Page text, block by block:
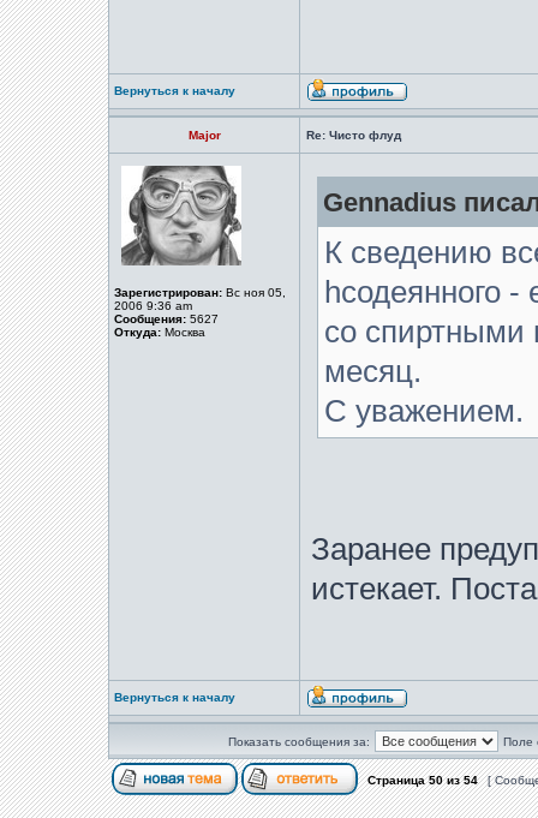
Вернуться к началу
Major Re: Чисто флуд
Зарегистрирован: Вс ноя 05,
2006 9:36 am
Сообщения: 5627
Откуда: Москва
Gennadius
К сведению
hсодеянного
со спиртными
месяц.
С уважением.
Заранее
истекает.
Вернуться к началу
Показать сообщения за: Поле
Страница50из54 [